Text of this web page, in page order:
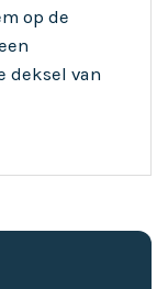
op de
deksel van